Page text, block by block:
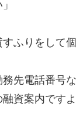
ふりをして
先電話番号
資案内ですよ